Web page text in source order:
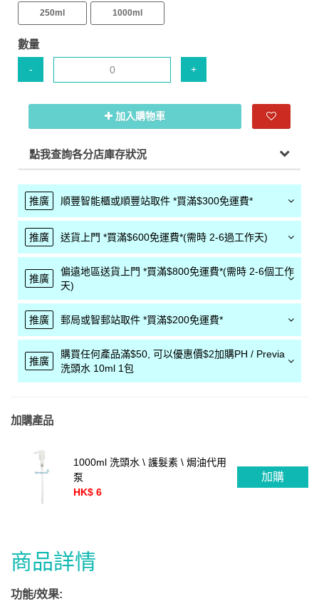
250ml 1000ml
數量
- +
加入購物車
點我查詢各分店庫存狀況
推廣 順豐智能櫃或順豐站取件 *買滿$300免運費*
推廣 送貨上門 *買滿$600免運費*(需時 2-6過工作天)
推廣
偏遠地區送貨上門 *買滿$800免運費*(需時 2-6個工作
天)
推廣 郵局或智郵站取件 *買滿$200免運費*
推廣
購買任何產品滿$50, 可以優惠價$2加購PH / Previa
洗頭水 10ml 1包
加購產品
1000ml 洗頭水 \ 護髮素 \ 焗油代用
泵
HK$ 6
加購
商品詳情
功能/效果: